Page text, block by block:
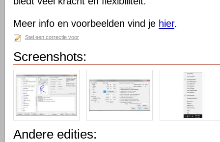
Meer info en voorbeelden vind je hier.
Stel een correctie voor
Screenshots:
Andere edities: